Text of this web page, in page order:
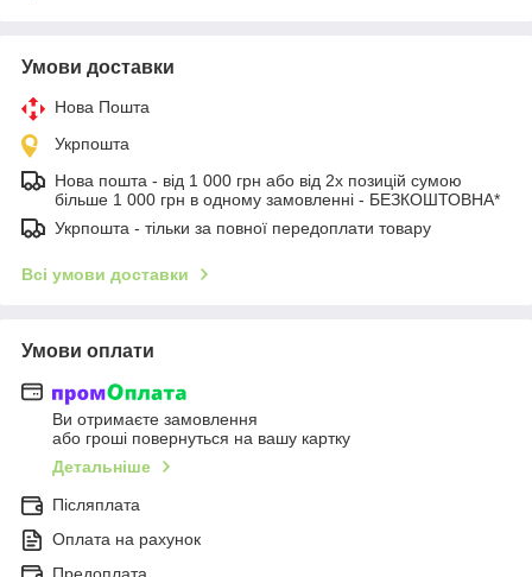
Умови доставки
Нова Пошта
Укрпошта
Нова пошта - від 1 000 грн або від 2х позицій сумою
більше 1 000 грн в одному замовленні - БЕЗКОШТОВНА*
Укрпошта - тільки за повної передоплати товару
Всі умови доставки
Умови оплати
Ви отримаєте замовлення
або гроші повернуться на вашу картку
Детальніше
Післяплата
Оплата на рахунок